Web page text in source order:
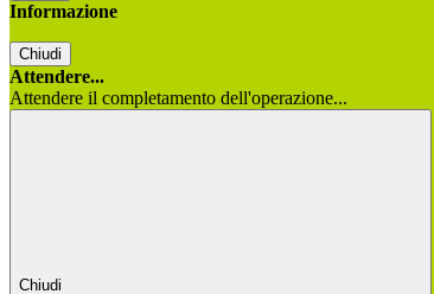
Informazione
Chiudi
Attendere...
Attendere il completamento dell'operazione...
Chiudi